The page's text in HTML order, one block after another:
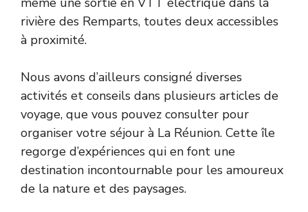
rivière des Remparts, toutes deux accessibles
à proximité.
Nous avons d’ailleurs consigné diverses
activités et conseils dans plusieurs articles de
voyage, que vous pouvez consulter pour
organiser votre séjour à La Réunion. Cette île
regorge d’expériences qui en font une
destination incontournable pour les amoureux
de la nature et des paysages.